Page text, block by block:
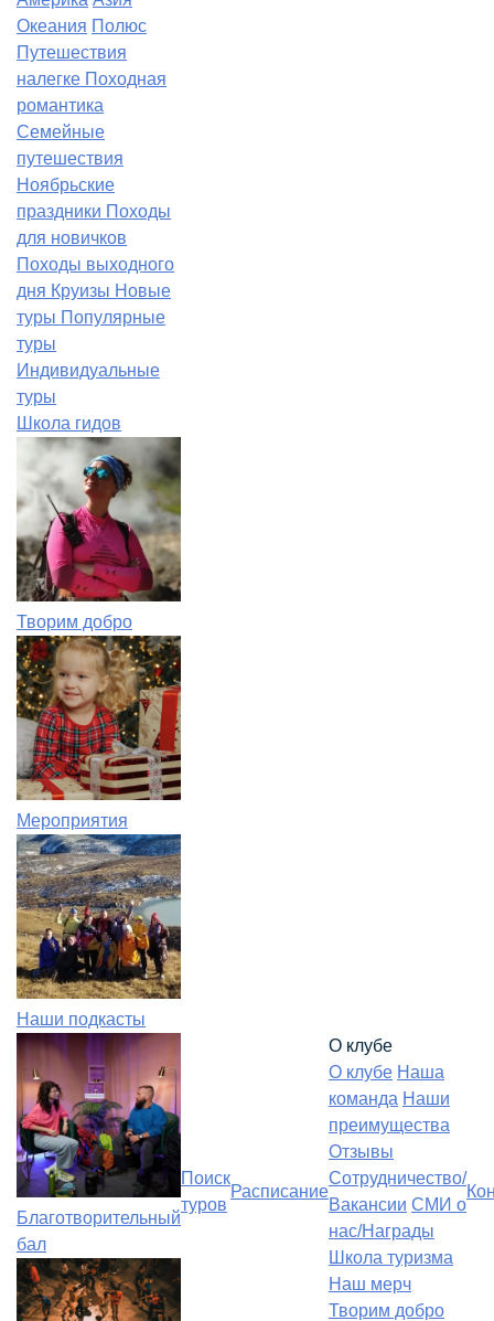
Океания Полюс
Путешествия
налегке Походная
романтика
Семейные
путешествия
Ноябрьские
праздники Походы
для новичков
Походы выходного
дня Круизы Новые
туры Популярные
туры
Индивидуальные
туры
Школа гидов
Творим добро
Мероприятия
Наши подкасты
Благотворительный
бал
Поиск
туров
Расписание
О клубе
О клубе Наша
команда Наши
преимущества
Отзывы
Сотрудничество/
Вакансии СМИ о
нас/Награды
Школа туризма
Наш мерч
Творим добро